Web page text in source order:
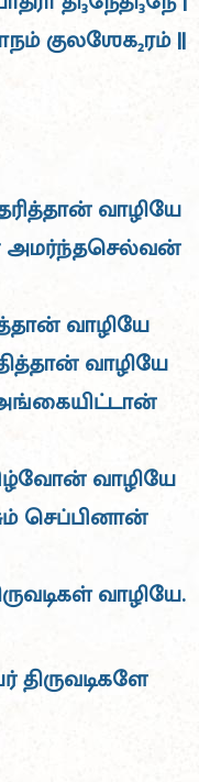
3 3
குலஶேக2ரம் ||
வாழியே
வாழியே
வாழியே
வாழியே
செப்பினான்
வாழியே.